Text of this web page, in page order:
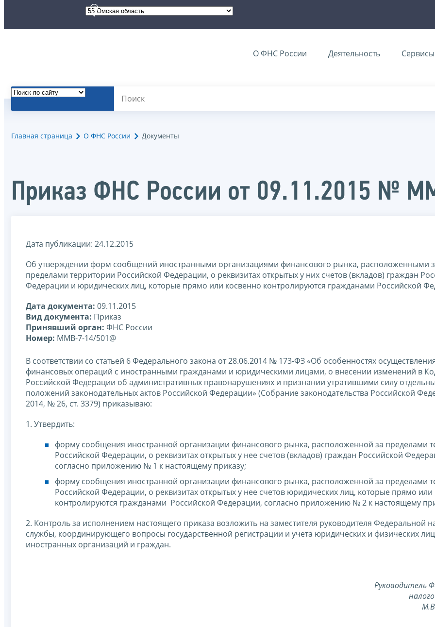
О ФНС России Деятельность Сервисы
Главная страница О ФНС России Документы
Приказ ФНС России от 09.11.2015 №
Дата публикации: 24.12.2015
Об утверждении форм сообщений иностранными организациями финансового рынка, расположенными
пределами территории Российской Федерации, о реквизитах открытых у них счетов (вкладов) граждан
Федерации и юридических лиц, которые прямо или косвенно контролируются гражданами Российской
Дата документа: 09.11.2015
Вид документа: Приказ
Принявший орган: ФНС России
Номер: ММВ-7-14/501@
В соответствии со статьей 6 Федерального закона от 28.06.2014 № 173-ФЗ «Об особенностях
финансовых операций с иностранными гражданами и юридическими лицами, о внесении изменений в
Российской Федерации об административных правонарушениях и признании утратившими силу
положений законодательных актов Российской Федерации» (Собрание законодательства Российской
2014, № 26, ст. 3379) приказываю:
1. Утвердить:
форму сообщения иностранной организации финансового рынка, расположенной за пределами
Российской Федерации, о реквизитах открытых у нее счетов (вкладов) граждан Российской
согласно приложению № 1 к настоящему приказу;
форму сообщения иностранной организации финансового рынка, расположенной за пределами
Российской Федерации, о реквизитах открытых у нее счетов юридических лиц, которые прямо или
контролируются гражданами Российской Федерации, согласно приложению № 2 к настоящему
2. Контроль за исполнением настоящего приказа возложить на заместителя руководителя Федеральной
службы, координирующего вопросы государственной регистрации и учета юридических и физических
иностранных организаций и граждан.
Руководитель